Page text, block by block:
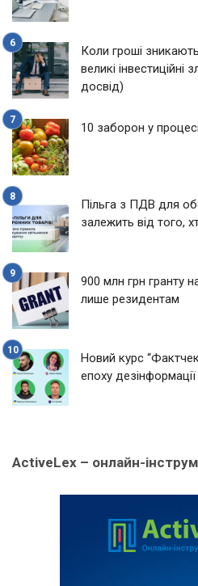
Коли гроші
великі
досвід)
10 заборон у
Пільга з ПДВ для
залежить від того,
900 млн грн гранту
лише резидентам
Новий курс
епоху
ActiveLex – онлайн-